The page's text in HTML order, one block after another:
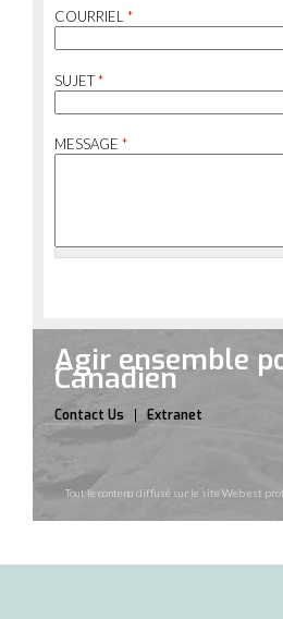
COURRIEL *
SUJET*
MESSAGE *
Agir ensemble
Canadien
Contact Us Extranet
Tout le contenu diffusé sur le site Web est